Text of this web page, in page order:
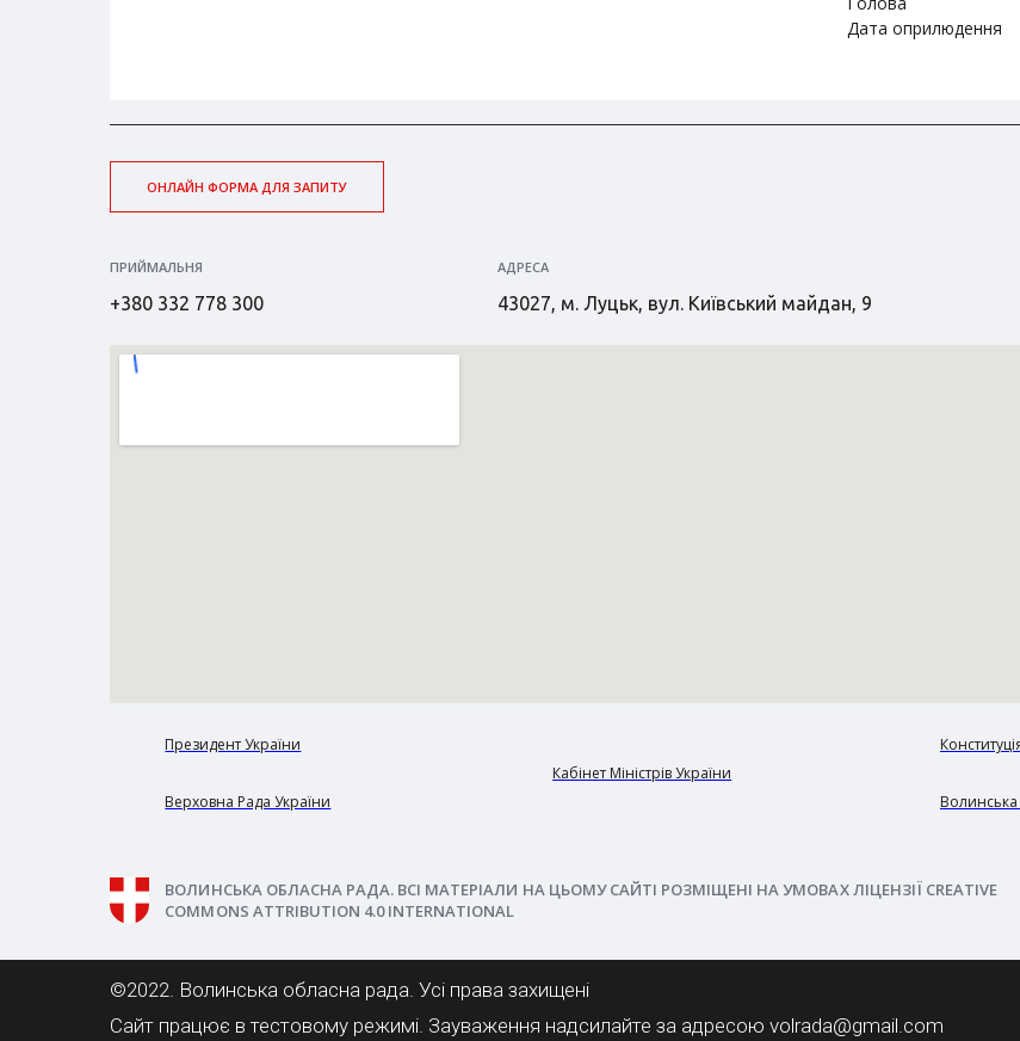
Дата оприлюдення
ОНЛАЙН ФОРМА ДЛЯ ЗАПИТУ
ПРИЙМАЛЬНЯ
+380 332 778 300
АДРЕСА
43027, м. Луцьк, вул. Київський майдан, 9
Президент України
Верховна Рада України
Кабінет Міністрів України
Волинська
ВОЛИНСЬКА ОБЛАСНА РАДА. ВСІ МАТЕРІАЛИ НА ЦЬОМУ САЙТІ РОЗМІЩЕНІ НА УМОВАХ ЛІЦЕНЗІЇ CREATIVE
COMMONS ATTRIBUTION 4.0 INTERNATIONAL
©2022. Волинська обласна рада. Усі права захищені
Сайт працює в тестовому режимі. Зауваження надсилайте за адресою volrada@gmail.com